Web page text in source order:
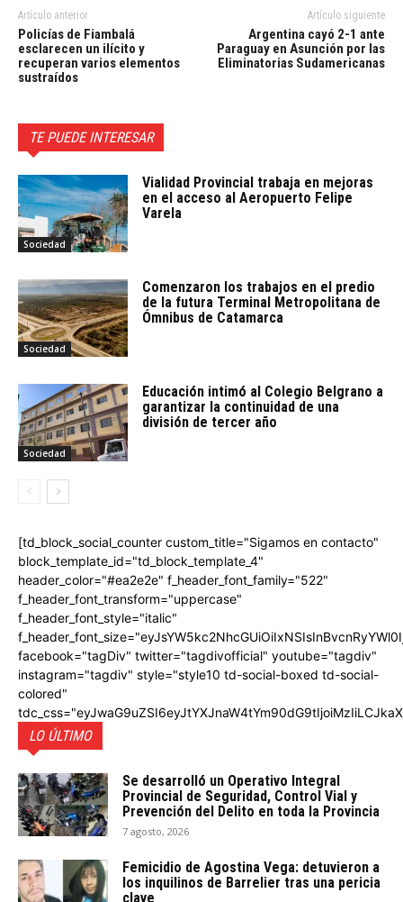
Artículo anterior
Policías de Fiambalá
esclarecen un ilícito y
recuperan varios elementos
sustraídos
Artículo siguiente
Argentina cayó 2-1 ante
Paraguay en Asunción por las
Eliminatorias Sudamericanas
TE PUEDE INTERESAR
Sociedad
Vialidad Provincial trabaja en mejoras
en el acceso al Aeropuerto Felipe
Varela
Sociedad
Comenzaron los trabajos en el predio
de la futura Terminal Metropolitana de
Ómnibus de Catamarca
Sociedad
Educación intimó al Colegio Belgrano a
garantizar la continuidad de una
división de tercer año
[td_block_social_counter custom_title="Sigamos en contacto"
block_template_id="td_block_template_4"
header_color="#ea2e2e" f_header_font_family="522"
f_header_font_transform="uppercase"
f_header_font_style="italic"
facebook="tagDiv" twitter="tagdivofficial" youtube="tagdiv"
instagram="tagdiv" style="style10 td-social-boxed td-social-
colored"
LO ÚLTIMO
Se desarrolló un Operativo Integral
Provincial de Seguridad, Control Vial y
Prevención del Delito en toda la Provincia
7 agosto, 2026
Femicidio de Agostina Vega: detuvieron a
los inquilinos de Barrelier tras una pericia
clave